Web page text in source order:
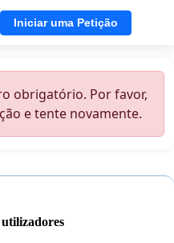
Iniciar uma Petição
obrigatório. Por favor,
e tente novamente.